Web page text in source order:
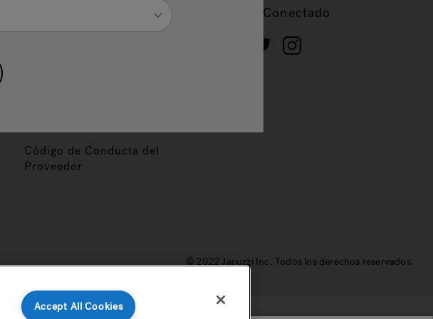
Código de Conducta del
Proveedor
Mantente Conectado
© 2022 Jacuzzi Inc. Todos los derechos reservados.
Accept All Cookies